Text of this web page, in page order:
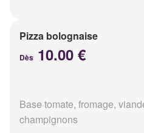
Pizza bolognaise
Dès 10.00 €
Base tomate, fromage,
champignons